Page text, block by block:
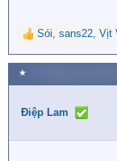
R
e
a
c
i
n
Sói sans22 Vịt
★
Điệp Lam